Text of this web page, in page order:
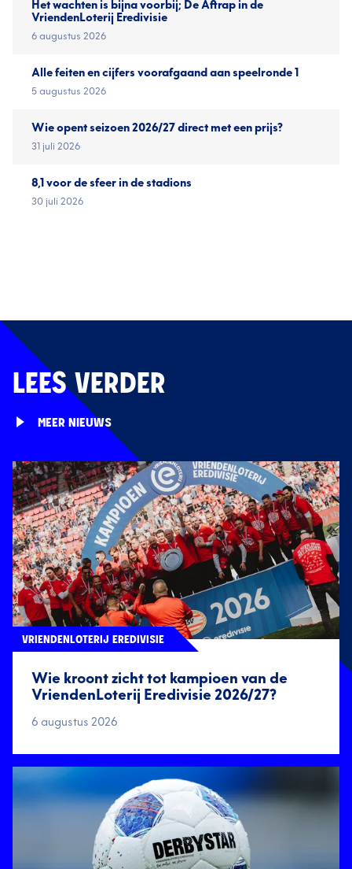
Het wachten is bijna voorbij; De Aftrap in de
VriendenLoterij Eredivisie
6 augustus 2026
Alle feiten en cijfers voorafgaand aan speelronde 1
5 augustus 2026
Wie opent seizoen 2026/27 direct met een prijs?
31 juli 2026
8,1 voor de sfeer in de stadions
30 juli 2026
LEES VERDER
MEER NIEUWS
Wie kroont zicht tot kampioen van de
VriendenLoterij Eredivisie 2026/27?
VRIENDENLOTERIJ EREDIVISIE
6 augustus 2026